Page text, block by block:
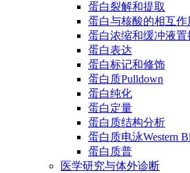
蛋白裂解和提取
蛋白与核酸的相互作
蛋白浓缩和缓冲液置
蛋白表达
蛋白标记和修饰
蛋白质Pulldown
蛋白纯化
蛋白定量
蛋白质结构分析
蛋白质电泳Western
蛋白质普
医学研究与体外诊断